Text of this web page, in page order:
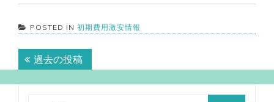
POSTED IN 初期費用激安情報
投
稿
過去の投稿